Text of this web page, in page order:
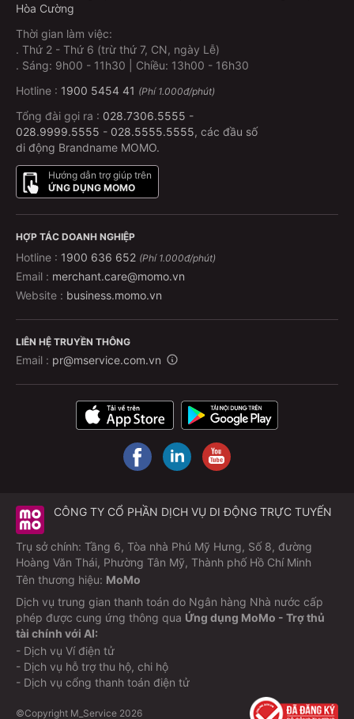
Hòa Cường
Thời gian làm việc:
. Thứ 2 - Thứ 6 (trừ thứ 7, CN, ngày Lễ)
. Sáng: 9h00 - 11h30 | Chiều: 13h00 - 16h30
Hotline : 1900 5454 41 (Phí 1.000đ/phút)
Tổng đài gọi ra : 028.7306.5555 -
028.9999.5555 - 028.5555.5555, các đầu số
di động Brandname MOMO.
Hướng dẫn trợ giúp trên
ỨNG DỤNG MOMO
HỢP TÁC DOANH NGHIỆP
Hotline : 1900 636 652 (Phí 1.000đ/phút)
Email : merchant.care@momo.vn
Website : business.momo.vn
LIÊN HỆ TRUYỀN THÔNG
Email : pr@mservice.com.vn
CÔNG TY CỔ PHẦN DỊCH VỤ DI ĐỘNG TRỰC TUYẾN
Trụ sở chính: Tầng 6, Tòa nhà Phú Mỹ Hưng, Số 8, đường
Hoàng Văn Thái, Phường Tân Mỹ, Thành phố Hồ Chí Minh
Tên thương hiệu: MoMo
Dịch vụ trung gian thanh toán do Ngân hàng Nhà nước cấp
phép được cung ứng thông qua Ứng dụng MoMo - Trợ thủ
tài chính với AI:
- Dịch vụ Ví điện tử
- Dịch vụ hỗ trợ thu hộ, chi hộ
- Dịch vụ cổng thanh toán điện tử
©Copyright M_Service 2026